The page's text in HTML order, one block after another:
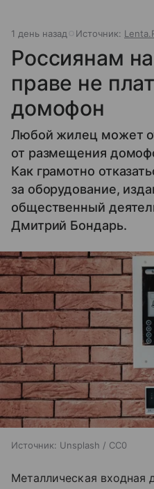
1 день назад Источник:
Россиянам
праве не
домофон
Любой жилец может
от размещения
Как грамотно
за оборудование,
общественный
Дмитрий Бондарь.
Источник: Unsplash / CC0
Металлическая входная